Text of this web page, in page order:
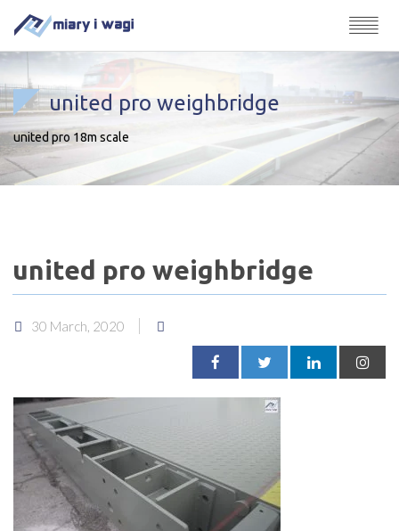
united pro weighbridge
united pro 18m scale
united pro weighbridge
30 March, 2020